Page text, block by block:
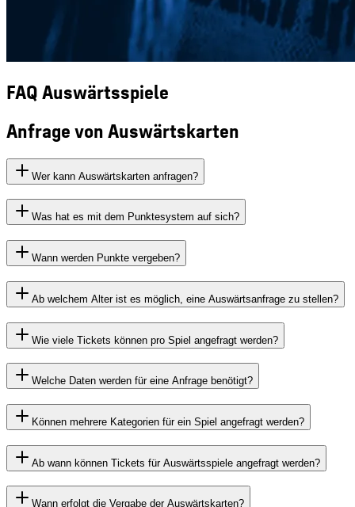
FAQ Auswärtsspiele
Anfrage von Auswärtskarten
Wer kann Auswärtskarten anfragen?
Was hat es mit dem Punktesystem auf sich?
Wann werden Punkte vergeben?
Ab welchem Alter ist es möglich, eine Auswärtsanfrage zu stellen?
Wie viele Tickets können pro Spiel angefragt werden?
Welche Daten werden für eine Anfrage benötigt?
Können mehrere Kategorien für ein Spiel angefragt werden?
Ab wann können Tickets für Auswärtsspiele angefragt werden?
Wann erfolgt die Vergabe der Auswärtskarten?